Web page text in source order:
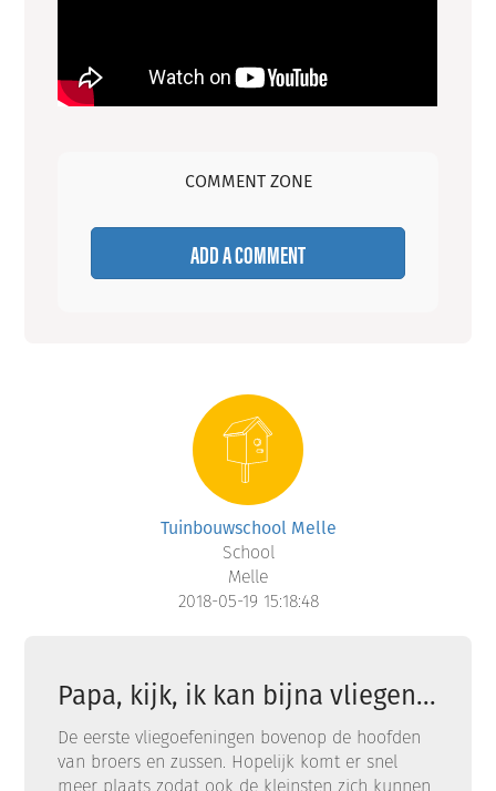
COMMENT ZONE
ADD A COMMENT
Tuinbouwschool Melle
School
Melle
2018-05-19 15:18:48
Papa, kijk, ik kan bijna vliegen...
De eerste vliegoefeningen bovenop de hoofden
van broers en zussen. Hopelijk komt er snel
meer plaats zodat ook de kleinsten zich kunnen